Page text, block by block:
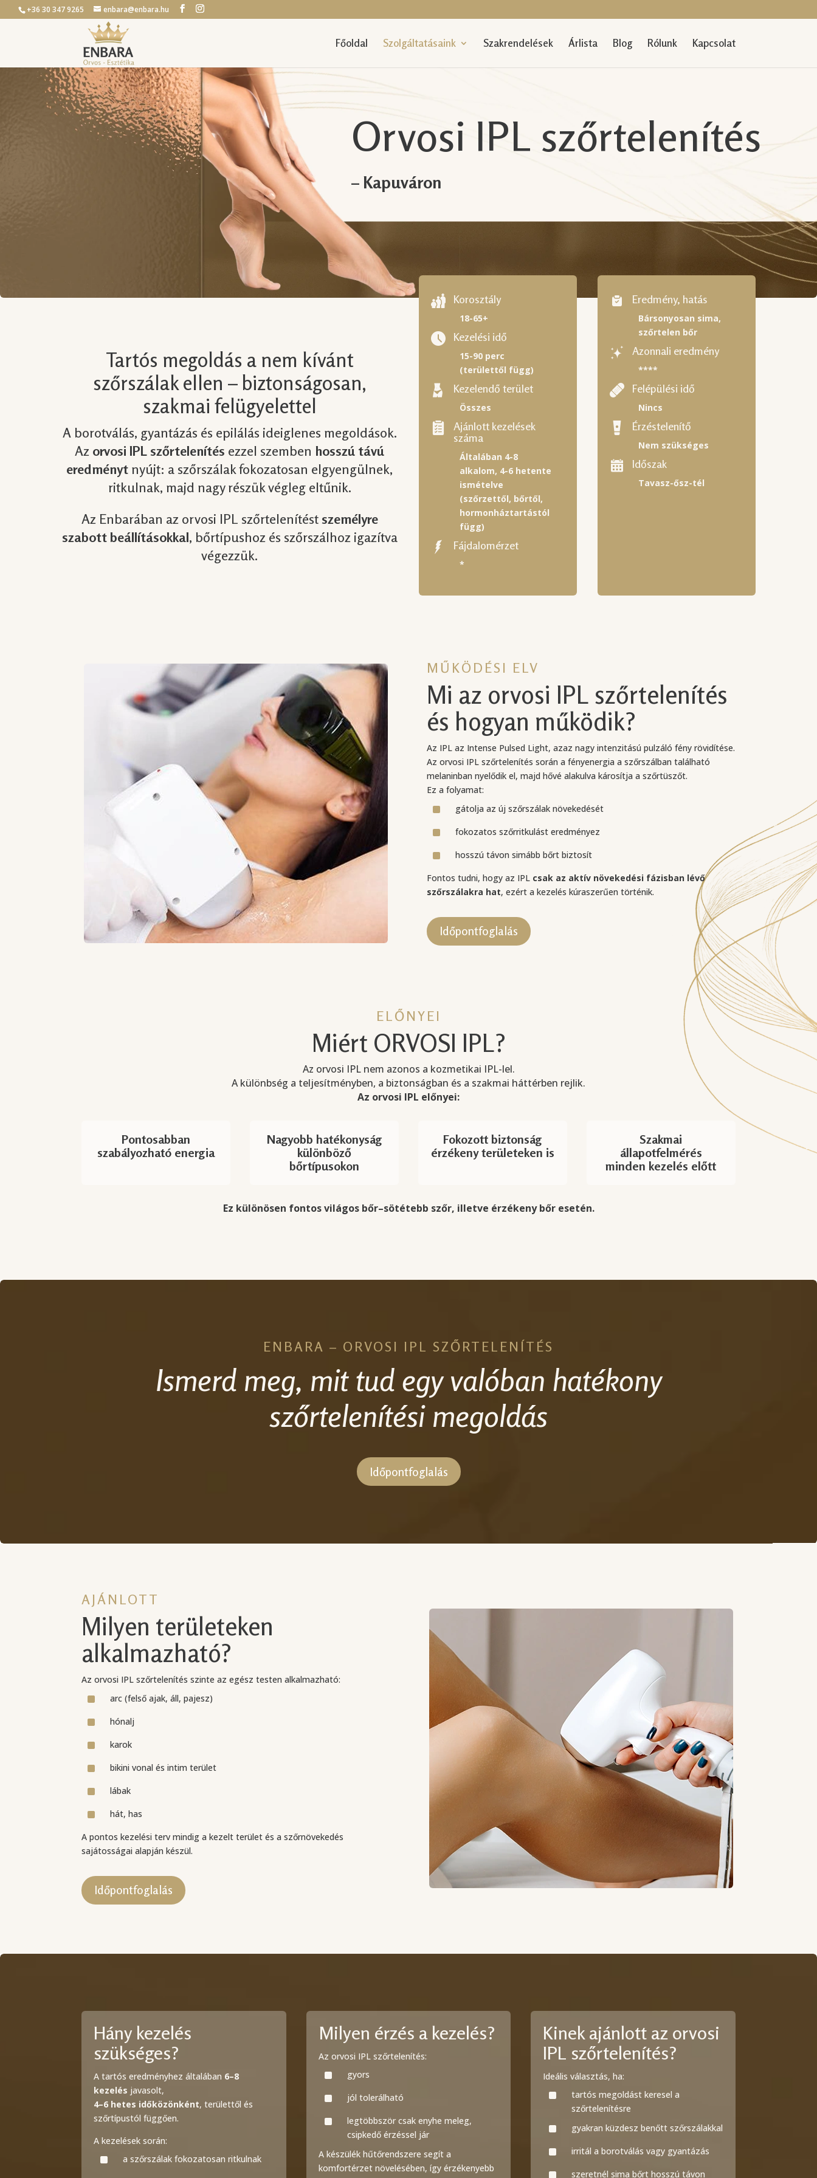
+36 30 347 9265 enbara@enbara.hu
Főoldal Szolgáltatásaink Szakrendelések Árlista Blog Rólunk Kapcsolat
Orvosi IPL szőrtelenítés
– Kapuváron
Tartós megoldás a nem kívánt
szőrszálak ellen – biztonságosan,
szakmai felügyelettel
A borotválás, gyantázás és epilálás ideiglenes megoldások.
Az orvosi IPL szőrtelenítés ezzel szemben hosszú távú
eredményt nyújt: a szőrszálak fokozatosan elgyengülnek,
ritkulnak, majd nagy részük végleg eltűnik.
Az Enbarában az orvosi IPL szőrtelenítést személyre
szabott beállításokkal, bőrtípushoz és szőrszálhoz igazítva
végezzük.
Korosztály
18-65+
Kezelési idő
15-90 perc
(területtől függ)
Kezelendő terület
Összes
Ajánlott kezelések
száma
Általában 4-8
alkalom, 4-6 hetente
ismételve
(szőrzettől, bőrtől,
hormonháztartástól
függ)
Fájdalomérzet
*
Eredmény, hatás
Bársonyosan sima,
szőrtelen bőr
Azonnali eredmény
****
Felépülési idő
Nincs
Érzéstelenítő
Nem szükséges
Időszak
Tavasz-ősz-tél
MŰKÖDÉSI ELV
Mi az orvosi IPL szőrtelenítés
és hogyan működik?
Az IPL az Intense Pulsed Light, azaz nagy intenzitású pulzáló fény rövidítése.
Az orvosi IPL szőrtelenítés során a fényenergia a szőrszálban található
melaninban nyelődik el, majd hővé alakulva károsítja a szőrtüszőt.
Ez a folyamat:
^ gátolja az új szőrszálak növekedését
^ fokozatos szőrritkulást eredményez
^
hosszú távon simább bőrt biztosít
Fontos tudni, hogy az IPL csak az aktív növekedési fázisban lévő
szőrszálakra hat, ezért a kezelés kúraszerűen történik.
Időpontfoglalás
ELŐNYEI
Miért ORVOSI IPL?
Az orvosi IPL nem azonos a kozmetikai IPL-lel.
A különbség a teljesítményben, a biztonságban és a szakmai háttérben rejlik.
Az orvosi IPL előnyei:
Pontosabban
szabályozható energia
Nagyobb hatékonyság
különböző
bőrtípusokon
Fokozott biztonság
érzékeny területeken is
Szakmai
állapotfelmérés
minden kezelés előtt
Ez különösen fontos világos bőr–sötétebb szőr, illetve érzékeny bőr esetén.
ENBARA – ORVOSI IPL SZŐRTELENÍTÉS
Ismerd meg, mit tud egy valóban hatékony
szőrtelenítési megoldás
Időpontfoglalás
AJÁNLOTT
Milyen területeken
alkalmazható?
Az orvosi IPL szőrtelenítés szinte az egész testen alkalmazható:
^ arc (felső ajak, áll, pajesz)
^ hónalj
^ karok
^ bikini vonal és intim terület
^ lábak
^
hát, has
A pontos kezelési terv mindig a kezelt terület és a szőrnövekedés
sajátosságai alapján készül.
Időpontfoglalás
Hány kezelés
szükséges?
A tartós eredményhez általában 6–8
kezelés javasolt,
4–6 hetes időközönként, területtől és
szőrtípustól függően.
A kezelések során:
^ a szőrszálak fokozatosan ritkulnak
Milyen érzés a kezelés?
Az orvosi IPL szőrtelenítés:
^ gyors
^ jól tolerálható
^
legtöbbször csak enyhe meleg,
csipkedő érzéssel jár
A készülék hűtőrendszere segít a
komfortérzet növelésében, így érzékenyebb
Kinek ajánlott az orvosi
IPL szőrtelenítés?
Ideális választás, ha:
^
tartós megoldást keresel a
szőrtelenítésre
^ gyakran küzdesz benőtt szőrszálakkal
^ irritál a borotválás vagy gyantázás
szeretnél sima bőrt hosszú távon